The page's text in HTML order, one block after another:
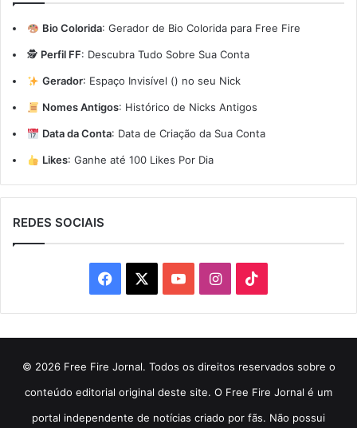
Bio Colorida: Gerador de Bio Colorida para Free Fire
🕵️ Perfil FF: Descubra Tudo Sobre Sua Conta
Gerador: Espaço Invisível (ㅤ) no seu Nick
Nomes Antigos: Histórico de Nicks Antigos
Data da Conta: Data de Criação da Sua Conta
Likes: Ganhe até 100 Likes Por Dia
REDES SOCIAIS
Facebook YouTubeInstagram
© 2026 Free Fire Jornal. Todos os direitos reservados sobre o
conteúdo editorial original deste site. O Free Fire Jornal é um
portal independente de notícias criado por fãs. Não possui